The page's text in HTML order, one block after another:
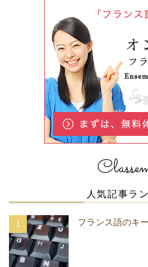
人気記事ラ
フランス語のキ